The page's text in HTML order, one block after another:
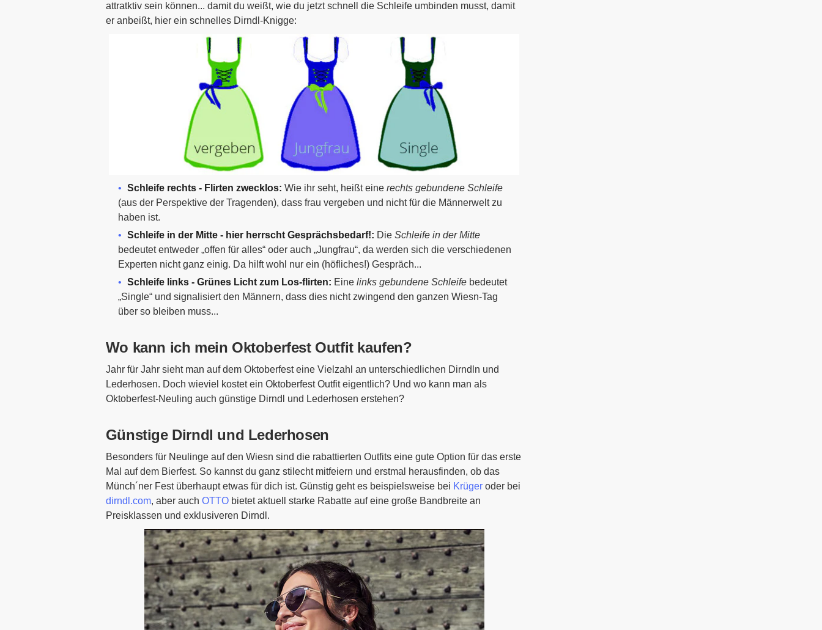
attratktiv sein können... damit du weißt, wie du jetzt schnell die Schleife umbinden musst, damit
er anbeißt, hier ein schnelles Dirndl-Knigge:
Schleife rechts - Flirten zwecklos: Wie ihr seht, heißt eine rechts gebundene Schleife
(aus der Perspektive der Tragenden), dass frau vergeben und nicht für die Männerwelt zu
haben ist.
Schleife in der Mitte - hier herrscht Gesprächsbedarf!: Die Schleife in der Mitte
bedeutet entweder „offen für alles“ oder auch „Jungfrau“, da werden sich die verschiedenen
Experten nicht ganz einig. Da hilft wohl nur ein (höfliches!) Gespräch...
Schleife links - Grünes Licht zum Los-flirten: Eine links gebundene Schleifebedeutet
„Single“ und signalisiert den Männern, dass dies nicht zwingend den ganzen Wiesn-Tag
über so bleiben muss...
Wo kann ich mein Oktoberfest Outfit kaufen?
Jahr für Jahr sieht man auf dem Oktoberfest eine Vielzahl an unterschiedlichen Dirndln und
Lederhosen. Doch wieviel kostet ein Oktoberfest Outfit eigentlich? Und wo kann man als
Oktoberfest-Neuling auch günstige Dirndl und Lederhosen erstehen?
Günstige Dirndl und Lederhosen
Besonders für Neulinge auf den Wiesn sind die rabattierten Outfits eine gute Option für das erste
Mal auf dem Bierfest. So kannst du ganz stilecht mitfeiern und erstmal herausfinden, ob das
Münch´ner Fest überhaupt etwas für dich ist. Günstig geht es beispielsweise bei Krügeroder bei
dirndl.com, aber auch OTTO bietet aktuell starke Rabatte auf eine große Bandbreite an
Preisklassen und exklusiveren Dirndl.